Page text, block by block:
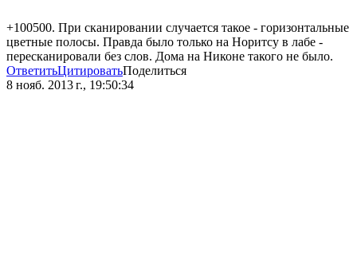
+100500. При сканировании случается такое - горизонтальные
цветные полосы. Правда было только на Норитсу в лабе -
пересканировали без слов. Дома на Никоне такого не было.
ОтветитьЦитироватьПоделиться
8 нояб. 2013 г., 19:50:34